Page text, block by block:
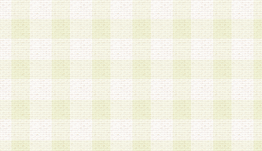
は、当該個人情報を以下の各号に定める目的に利
す。なお、これら事項以外の目的で個人情報を利
かじめ会員の同意を得たうえで利用するものとし
a.本サービスの実施または運営
b.本サービスに係る謝礼、景品、調査サンプル品
c.会員からの電話、メール等の問い合わせなどへ
d.その他これらに付随する業務
2.当社は、会員個人を識別することのできる情報
会員情報を本人の承諾なく第三者に開示すること